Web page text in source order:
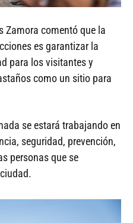
Zamora comentó que la
es garantizar la
para los visitantes y
como un sitio para
se estará trabajando en
seguridad, prevención,
personas que se